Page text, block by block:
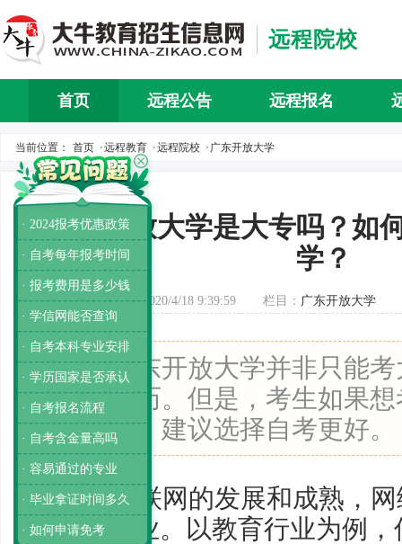
远程院校
首页 远程公告 远程报名
当前位置： 首页 > 远程教育 > 远程院校 > 广东开放大学
广东开放大学是大专吗？如
学？
发布时间：2020/4/18 9:39:59 栏目： 广东开放大学
导读：广东开放大学并非只能
考本科学历。但是，考生如果
教育文凭，建议选择自考更好。
随着互联网的发展和成熟，
的各个行业。以教育行业为例
· 2024报考优惠政策
· 自考每年报考时间
· 报考费用是多少钱
· 学信网能否查询
· 自考本科专业安排
· 学历国家是否承认
· 自考报名流程
· 自考含金量高吗
· 容易通过的专业
· 毕业拿证时间多久
· 如何申请免考